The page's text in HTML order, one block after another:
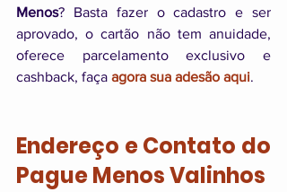
Menos? Basta fazer o cadastro e ser
aprovado, o cartão não tem anuidade,
oferece parcelamento exclusivo e
cashback, faça agora sua adesão aqui.
Endereço e Contato do
Pague Menos Valinhos